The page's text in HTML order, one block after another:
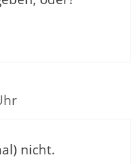
nicht.